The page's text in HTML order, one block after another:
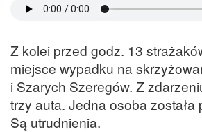
Z kolei przed godz. 13
miejsce wypadku na
i Szarych Szeregów. Z
trzy auta. Jedna osoba została
Są utrudnienia.